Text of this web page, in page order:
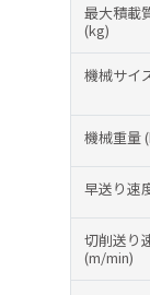
最大積載
(kg)
機械サイ
機械重量
早送り速
切削送り
(m/min)